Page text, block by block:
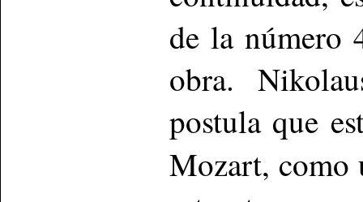
de la número
obra.
postula que
Mozart, como